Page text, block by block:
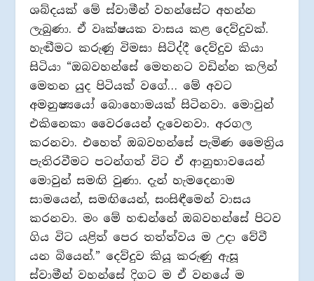
ශබ්දයක් මේ ස්වාමීන් වහන්සේට අහන්න
ලැබුණා. ඒ වෘක්ෂයක වාසය කළ දෙව්දුවක්.
හැඬීමට කරුණු විමසා සිටිද්දී දෙව්දුව කියා
සිටියා “‍ඔබවහන්සේ මෙතනට වඩින්න කලින්
මෙතන යුද පිටියක් වගේ… මේ අවට
අමනුෂ්‍යයෝ බොහොමයක් සිටිනවා. මොවුන්
එකිනෙකා වෛරයෙන් දැවෙනවා. අරගල
කරනවා. එහෙත් ඔබවහන්සේ පැමිණ මෛත්‍රිය
පැතිරවීමට පටන්ගත් විට ඒ ආනුභාවයෙන්
මොවුන් සමඟි වුණා. දැන් හැමදෙනාම
සාමයෙන්, සමඟියෙන්, සංසිඳීමෙන් වාසය
කරනවා. මං මේ හඬන්නේ ඔබවහන්සේ පිටව
ගිය විට යළිත් පෙර තත්ත්වය ම උදා වේවී
යන බියෙන්.”‍ දෙව්දුව කියූ කරුණු ඇසූ
ස්වාමීන් වහන්සේ දිගට ම ඒ වනයේ ම